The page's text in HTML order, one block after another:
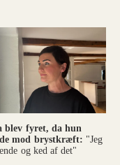
blev fyret, da hun
mod brystkræft: "Jeg
og ked af det"